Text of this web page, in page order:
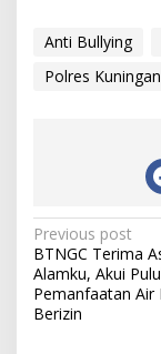
Anti Bullying
Polres Kuningan
Post
Previous post
BTNGC Terima
Alamku, Akui
Pemanfaatan Air
Berizin